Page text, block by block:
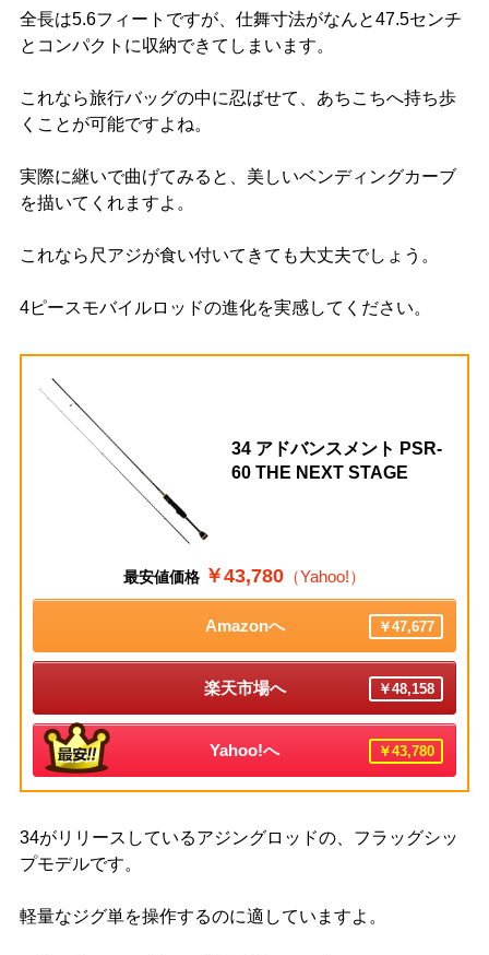
全長は5.6フィートですが、仕舞寸法がなんと47.5センチ
とコンパクトに収納できてしまいます。
これなら旅行バッグの中に忍ばせて、あちこちへ持ち歩
くことが可能ですよね。
実際に継いで曲げてみると、美しいベンディングカーブ
を描いてくれますよ。
これなら尺アジが食い付いてきても大丈夫でしょう。
4ピースモバイルロッドの進化を実感してください。
34 アドバンスメント PSR-
60 THE NEXT STAGE
最安値価格 ￥43,780 （Yahoo!）
Amazonへ ￥47,677
楽天市場へ ￥48,158
Yahoo!へ ￥43,780
34がリリースしているアジングロッドの、フラッグシッ
プモデルです。
軽量なジグ単を操作するのに適していますよ。